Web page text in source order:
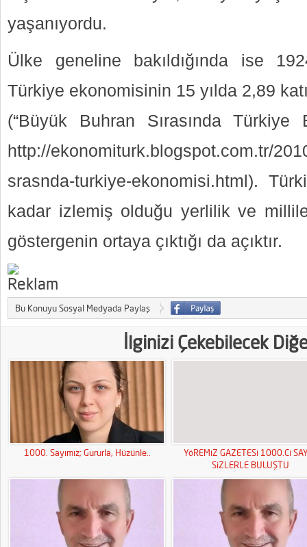
yaşanıyordu.
Ülke geneline bakıldığında ise
Türkiye ekonomisinin 15 yılda 2,89
(“Büyük Buhran Sırasında Türkiye
http://ekonomiturk.blogspot.com.tr/
srasnda-turkiye-ekonomisi.html).
kadar izlemiş olduğu yerlilik ve
göstergenin ortaya çıktığı da açıktır.
Bu Konuyu Sosyal Medyada Paylaş
İlginizi Çekebilecek
1000. Sayımız; Gururla, Hüzünle..
YöREMiZ GAZETESi 1000.Ci
SiZLERLE BULUŞTU